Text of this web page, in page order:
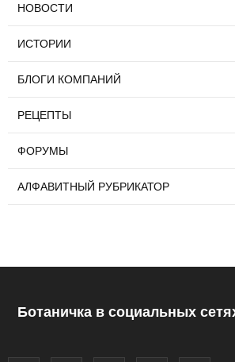
НОВОСТИ
ИСТОРИИ
БЛОГИ КОМПАНИЙ
РЕЦЕПТЫ
ФОРУМЫ
АЛФАВИТНЫЙ РУБРИКАТОР
Ботаничка в социальных